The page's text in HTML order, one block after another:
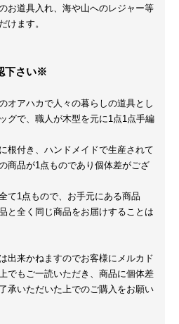
お道具入れ、海や山へのレジャー等
けます。
下さい※
オアハカで人々の暮らしの道具とし
グで、職人が木型を元に1点1点手編
根付き、ハンドメイドで生産されて
商品が1点ものであり個体差がござ
て1点もので、お手元にある商品
と全く同じ商品をお届けすることは
出来かねますのでお客様にメルカド
でもご一読いただき、商品に個体差
承いただいた上でのご購入をお願い